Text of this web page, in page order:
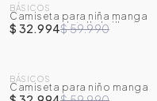
-45%
BÁSICOS
Camiseta para niña manga
corta con detalle brillante
$ 32.994$ 59.990
-45%
BÁSICOS
Camiseta para niño manga
corta